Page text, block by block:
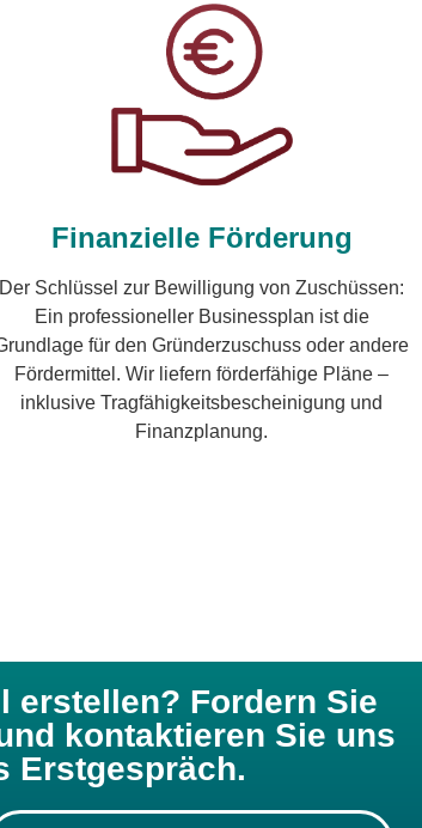
Finanzielle Förderung
Der Schlüssel zur Bewilligung von Zuschüssen:
Ein professioneller Businessplan ist die
für den Gründerzuschuss oder andere
Fördermittel. Wir liefern förderfähige Pläne –
inklusive Tragfähigkeitsbescheinigung und
Finanzplanung.
erstellen? Fordern Sie
kontaktieren Sie uns
Erstgespräch.